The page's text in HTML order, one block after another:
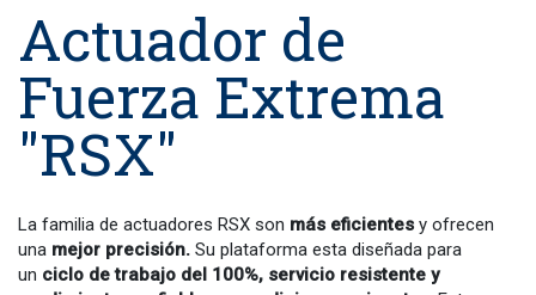
Actuador de
Fuerza Extrema
"RSX"
La familia de actuadores RSX son más eficientes y ofrecen
una mejor precisión. Su plataforma esta diseñada para
un ciclo de trabajo del 100%, servicio resistente y